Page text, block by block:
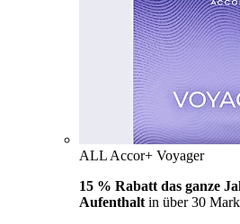
ALL Accor+ Voyager
15 % Rabatt das ganze
Aufenthalt in über 30